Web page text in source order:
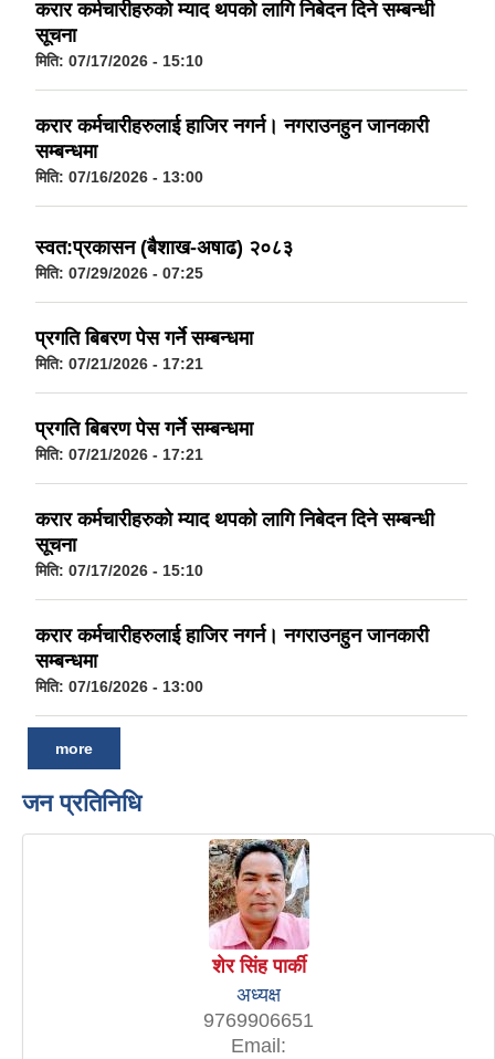
करार कर्मचारीहरुको म्याद थपको लागि निबेदन दिने सम्बन्धी
सूचना
मिति: 07/17/2026 - 15:10
करार कर्मचारीहरुलाई हाजिर नगर्न। नगराउनहुन जानकारी
सम्बन्धमा
मिति: 07/16/2026 - 13:00
स्वत:प्रकासन (बैशाख-अषाढ) २०८३
मिति: 07/29/2026 - 07:25
प्रगति बिबरण पेस गर्ने सम्बन्धमा
मिति: 07/21/2026 - 17:21
प्रगति बिबरण पेस गर्ने सम्बन्धमा
मिति: 07/21/2026 - 17:21
करार कर्मचारीहरुको म्याद थपको लागि निबेदन दिने सम्बन्धी
सूचना
मिति: 07/17/2026 - 15:10
करार कर्मचारीहरुलाई हाजिर नगर्न। नगराउनहुन जानकारी
सम्बन्धमा
मिति: 07/16/2026 - 13:00
more
जन प्रतिनिधि
शेर सिंह पार्की
अध्यक्ष
9769906651
Email: